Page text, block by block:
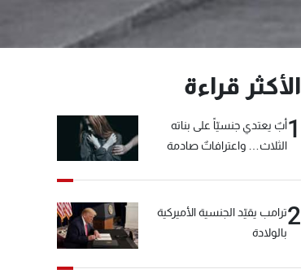
الأكثر قراءة
1أبٌ يعتدي جنسيّاً على بناته
الثلاث… واعترافاتٌ صادمة
2ترامب يقيّد الجنسية الأميركية
بالولادة